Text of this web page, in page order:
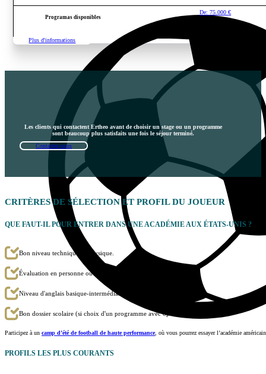
Programas disponibles
De:75.000€
Plus d'informations
Les clients qui contactent Ertheo avant de choisir un stage ou un programme
sont beaucoup plus satisfaits une fois le séjour terminé.
Contactez-nous
CRITÈRES DE SÉLECTIONET PROFIL DU JOUEUR
QUE FAUT-IL POUR ENTRER DANS UNE ACADÉMIE AUX ÉTATS-UNIS ?
Bon niveau technique et physique.
Évaluation en personne ou évaluation vidéo à distance.
Niveau d'anglais basique-intermédiaire (mais non exclusif).
Bon dossier scolaire (si choix d'un programme avec option universitaire).
Participez à un camp d’été de football de haute performance, où vous pourrez essayer l’académie
PROFILS LES PLUS COURANTS